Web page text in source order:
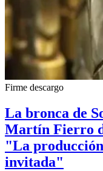
Firme descargo
La bronca de
Martín Fierro
"La producción
invitada"